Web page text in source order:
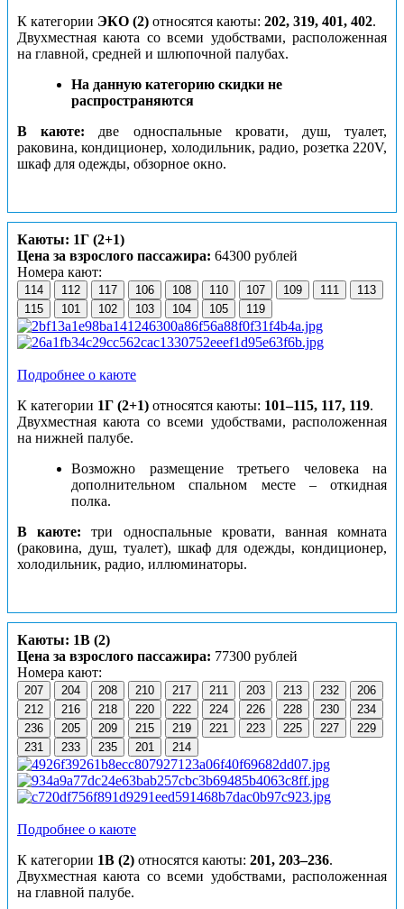
К категории ЭКО (2) относятся каюты: 202, 319, 401, 402.
Двухместная каюта со всеми удобствами, расположенная
на главной, средней и шлюпочной палубах.
На данную категорию скидки не
распространяются
В каюте: две односпальные кровати, душ, туалет,
раковина, кондиционер, холодильник, радио, розетка 220V,
шкаф для одежды, обзорное окно.
Каюты: 1Г (2+1)
Цена за взрослого пассажира: 64300 рублей
Номера кают:
114 112 117 106 108 110 107 109 111
113
115
101 102 103 104 105 119
Подробнее о каюте
К категории 1Г (2+1) относятся каюты: 101–115, 117, 119.
Двухместная каюта со всеми удобствами, расположенная
на нижней палубе.
Возможно размещение третьего человека на
дополнительном спальном месте – откидная
полка.
В каюте: три односпальные кровати, ванная комната
(раковина, душ, туалет), шкаф для одежды, кондиционер,
холодильник, радио, иллюминаторы.
Каюты: 1В (2)
Цена за взрослого пассажира: 77300 рублей
Номера кают:
207 204 208 210 217 211 203 213 232
206
212
216 218 220 222 224 226 228 230
234
236
205 209 215 219 221 223 225 227
229
231
233 235 201 214
Подробнее о каюте
К категории 1В (2) относятся каюты: 201, 203–236.
Двухместная каюта со всеми удобствами, расположенная
на главной палубе.